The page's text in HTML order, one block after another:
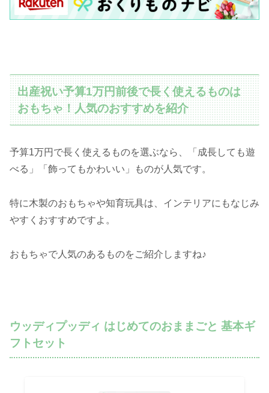
出産祝い予算1万円前後で長く使えるものは
おもちゃ！人気のおすすめを紹介
予算1万円で長く使えるものを選ぶなら、「成長しても遊
べる」「飾ってもかわいい」ものが人気です。
特に木製のおもちゃや知育玩具は、インテリアにもなじみ
やすくおすすめですよ。
おもちゃで人気のあるものをご紹介しますね♪
ウッディプッディ はじめてのおままごと 基本ギ
フトセット